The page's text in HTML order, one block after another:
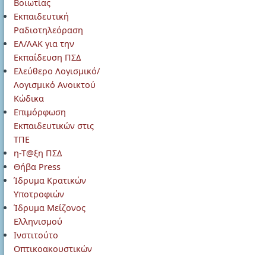
Βοιωτίας
Εκπαιδευτική
Ραδιοτηλεόραση
ΕΛ/ΛΑΚ για την
Εκπαίδευση ΠΣΔ
Ελεύθερο Λογισμικό/
Λογισμικό Ανοικτού
Κώδικα
Επιμόρφωση
Εκπαιδευτικών στις
ΤΠΕ
η-Τ@ξη ΠΣΔ
Θήβα Press
Ίδρυμα Κρατικών
Υποτροφιών
Ίδρυμα Μείζονος
Ελληνισμού
Ινστιτούτο
Οπτικοακουστικών